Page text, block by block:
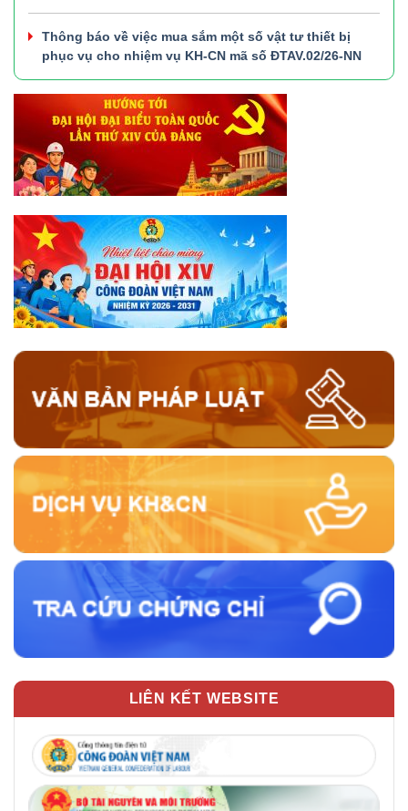
Thông báo về việc mua sắm một số vật tư thiết bị
phục vụ cho nhiệm vụ KH-CN mã số ĐTAV.02/26-NN
LIÊN KẾT WEBSITE